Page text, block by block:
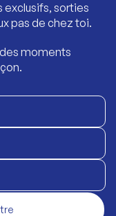
exclusifs, sorties
pas de chez toi.
moments